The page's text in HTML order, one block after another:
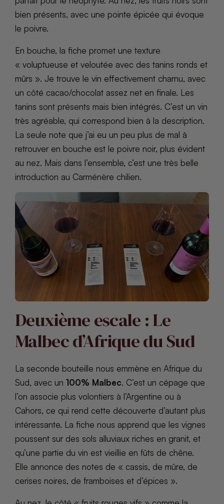
bien présents, avec une pointe épicée qui évoque
le poivre.
En bouche, la fiche promet une texture
« voluptueuse et veloutée avec des tanins ronds et
mûrs ». Je trouve le vin effectivement charnu, avec
un côté cacao/chocolat assez net en finale. Les
tanins sont présents mais bien intégrés. C’est un vin
très agréable, qui correspond bien à la description.
La seule note que j’ai eu un peu plus de mal à
retrouver en bouche est le poivre noir, plus évident
au nez. Mais dans l’ensemble, c’est une très belle
introduction au Carménère chilien.
Deuxième escale : Le
Malbec d’Afrique du Sud
La seconde bouteille nous emmène en Afrique du
Sud, avec un 100% Malbec. C’est un cépage que
l’on associe plus volontiers à l’Argentine ou à
Cahors, ce qui rend cette découverte d’autant plus
intéressante. La fiche nous apprend que les vignes
poussent sur des sols alluviaux riches en granit, et
qu’une partie du vin est vieillie en fûts de chêne.
Elle annonce des notes de « cassis, de mûre, de
cerises noires, de framboises et d’épices ».